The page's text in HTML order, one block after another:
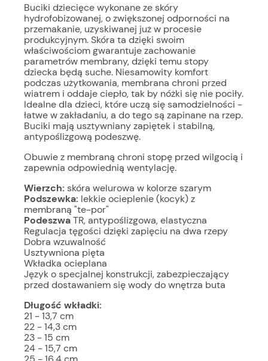
Buciki dziecięce wykonane ze skóry
hydrofobizowanej, o zwiększonej odporności na
przemakanie, uzyskiwanej już w procesie
produkcyjnym. Skóra ta dzięki swoim
właściwościom gwarantuje zachowanie
parametrów membrany, dzięki temu stopy
dziecka będą suche. Niesamowity komfort
podczas użytkowania, membrana chroni przed
wiatrem i oddaje ciepło, tak by nóżki się nie pociły.
Idealne dla dzieci, które uczą się samodzielności -
łatwe w zakładaniu, a do tego są zapinane na rzep.
Buciki mają usztywniany zapiętek i stabilną,
antypoślizgową podeszwę.
Obuwie z membraną chroni stopę przed wilgocią i
zapewnia odpowiednią wentylację.
Wierzch: skóra welurowa w kolorze szarym
Podszewka: lekkie ocieplenie (kocyk) z
membraną "te-por"
PodeszwaTR, antypoślizgowa, elastyczna
Regulacja tęgości dzięki zapięciu na dwa rzepy
Dobra wzuwalność
Usztywniona pięta
Wkładka ocieplana
Język o specjalnej konstrukcji, zabezpieczający
przed dostawaniem się wody do wnętrza buta
Długość wkładki:
21 - 13,7 cm
22 - 14,3 cm
23 - 15 cm
24 - 15,7 cm